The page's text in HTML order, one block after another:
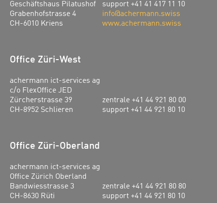
Geschäftshaus Pilatushof
Grabenhofstrasse 4
CH-6010 Kriens
support +41 41 417 11 10
info@achermann.swiss
www.achermann.swiss
Office Züri-West
achermann ict-services ag
c/o FlexOffice JED
Zürcherstrasse 39
CH-8952 Schlieren
zentrale +41 44 921 80 00
support +41 44 921 80 10
Office Züri-Oberland
achermann ict-services ag
Office Zürich Oberland
Bandwiesstrasse 3
CH-8630 Rüti
zentrale +41 44 921 80 80
support +41 44 921 80 10